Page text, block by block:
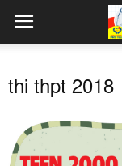
thi thpt 2018